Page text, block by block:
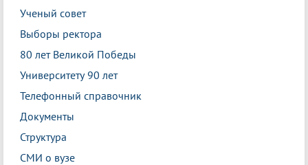
Ученый совет
Выборы ректора
80 лет Великой Победы
Университету 90 лет
Телефонный справочник
Документы
Структура
СМИ о вузе